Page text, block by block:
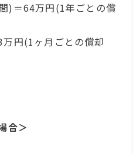
)＝64万円(1年ごとの償
円(1ヶ月ごとの償却
合＞